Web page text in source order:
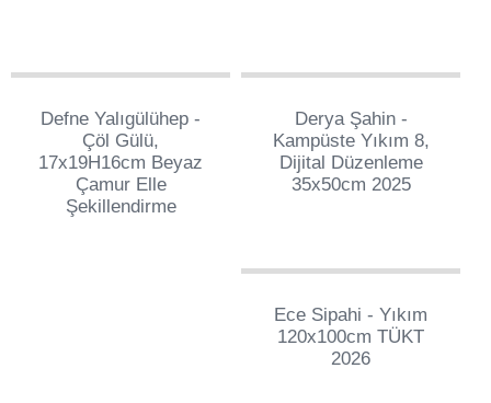
65
Defne Yalıgülühep -
Çöl Gülü,
17x19H16cm Beyaz
Çamur Elle
Şekillendirme
436
Derya Şahin -
Kampüste Yıkım 8,
Dijital Düzenleme
35x50cm 2025
3
Ece Sipahi - Yıkım
120x100cm TÜKT
2026